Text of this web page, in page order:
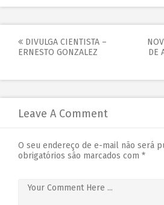
DIVULGA CIENTISTA –
ERNESTO GONZALEZ
DE
Leave A Comment
O seu endereço de e-mail não será
obrigatórios são marcados com *